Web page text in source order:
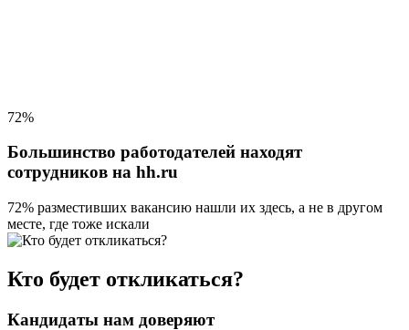
72%
Большинство работодателей находят
сотрудников на hh.ru
72% разместивших вакансию нашли их здесь, а не в другом
месте, где тоже искали
Кто будет откликаться?
Кандидаты нам доверяют